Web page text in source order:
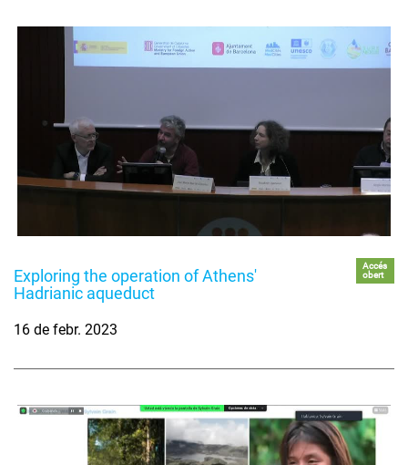
Exploring the operation of Athens'
Hadrianic aqueduct
Accés
obert
16 de febr. 2023